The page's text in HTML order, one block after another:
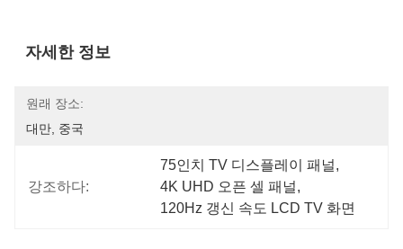
자세한 정보
원래 장소:
대만, 중국
강조하다:
75인치 TV 디스플레이 패널,
4K UHD 오픈 셀 패널,
120Hz 갱신 속도 LCD TV 화면